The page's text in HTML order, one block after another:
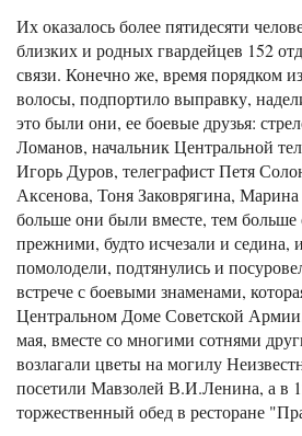
Их оказалось более пятидесяти
близких и родных гвардейцев 152
связи. Конечно же, время порядком
волосы, подпортило выправку,
это были они, ее боевые друзья:
Ломанов, начальник Центральной
Игорь Дуров, телеграфист Петя
Аксенова, Тоня Заковрягина,
больше они были вместе, тем больше
прежними, будто исчезали и
помолодели, подтянулись и
встрече с боевыми знаменами,
Центральном Доме Советской
мая, вместе со многими сотнями
возлагали цветы на могилу
посетили Мавзолей В.И.Ленина, а в
торжественный обед в ресторане